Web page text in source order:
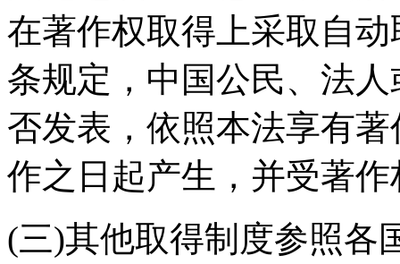
在著作权取得上采取自
条规定，中国公民、法
否发表，依照本法享有
作之日起产生，并受著
(三)其他取得制度参照各